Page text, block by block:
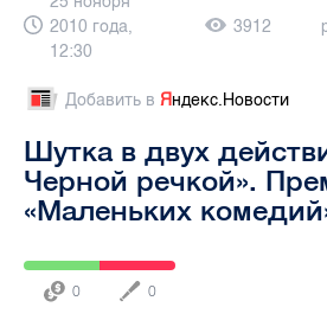
2010 года,
12:30
3912
Добавить в Яндекс.Новости
Шутка в двух
Черной речкой».
«Маленьких
0 0